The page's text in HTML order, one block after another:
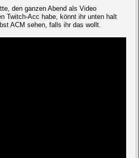
den ganzen Abend als Video
Twitch-Acc habe, könnt ihr unten halt
ACM sehen, falls ihr das wollt.